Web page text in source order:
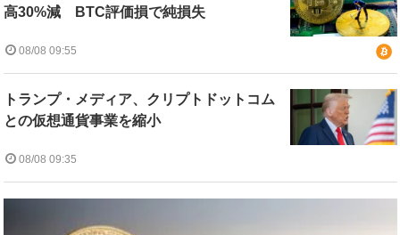
高30%減 BTC評価損で純損失
08/08 09:55
トランプ・メディア、クリプトドットコム
との仮想通貨事業を縮小
08/08 09:35